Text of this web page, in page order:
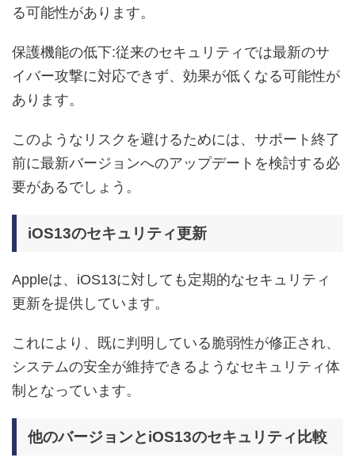
る可能性があります。
保護機能の低下:従来のセキュリティでは最新のサ
イバー攻撃に対応できず、効果が低くなる可能性が
あります。
このようなリスクを避けるためには、サポート終了
前に最新バージョンへのアップデートを検討する必
要があるでしょう。
iOS13のセキュリティ更新
Appleは、iOS13に対しても定期的なセキュリティ
更新を提供しています。
これにより、既に判明している脆弱性が修正され、
システムの安全が維持できるようなセキュリティ体
制となっています。
他のバージョンとiOS13のセキュリティ比較